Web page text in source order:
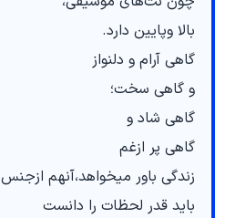
بالا وپایین دارد.
گاهی آرام و دلنواز
و گاهی سخت؛
گاهی شاد و
گاهی پر ازغم
زندگی باور میخواهد،آنهم
باید قدر لحظات را دانست